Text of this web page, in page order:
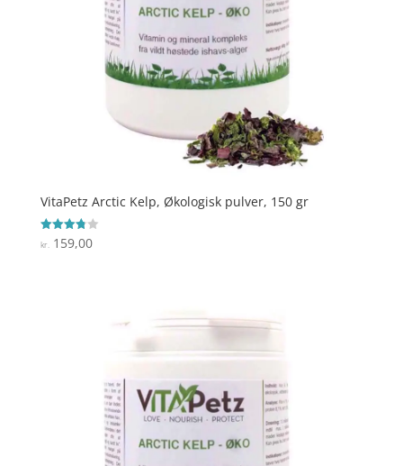
VitaPetz Arctic Kelp, Økologisk pulver, 150 gr
Vurderet
3.8
kr.159,00